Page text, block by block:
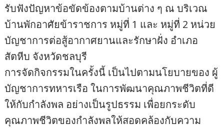
รับฟังปัญหาข้อขัดข้องตามบ้านต่าง ๆ ณ บริเวณ
บ้านพักอาศัยข้าราชการ หมู่ที่ 1 และ หมู่ที่ 2 หน่วย
บัญชาการต่อสู้อากาศยานและรักษาฝั่ง อำเภอ
สัตหีบ จังหวัดชลบุรี
การจัดกิจกรรมในครั้งนี้ เป็นไปตามนโยบายของ ผู้
บัญชาการทหารเรือ ในการพัฒนาคุณภาพชีวิตที่ดี
ให้กับกำลังพล อย่างเป็นรูปธรรม เพื่อยกระดับ
คุณภาพชีวิตของกำลังพลให้สอดคล้องกับความ